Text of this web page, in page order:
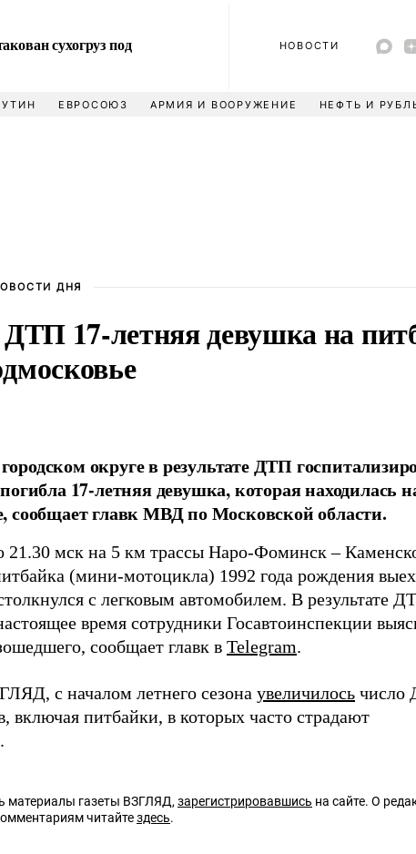
сухогруз под
НОВОСТИ
ЕВРОСОЮЗ АРМИЯ И ВООРУЖЕНИЕ НЕФТЬ И
ДНЯ
ДТП 17-летняя девушка на
округе в результате ДТП
17-летняя девушка, которая находилась
сообщает главк МВД по Московской области.
21.30 мск на 5 км трассы Наро-Фоминск –
(мини-мотоцикла) 1992 года рождения
с легковым автомобилем. В результате
время сотрудники Госавтоинспекции
сообщает главк в Telegram.
с началом летнего сезона увеличилось число
включая питбайки, в которых часто страдают
материалы газеты ВЗГЛЯД, зарегистрировавшись на сайте. О
читайтездесь.